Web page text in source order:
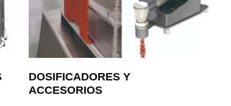
DOSIFICADORES Y
ACCESORIOS